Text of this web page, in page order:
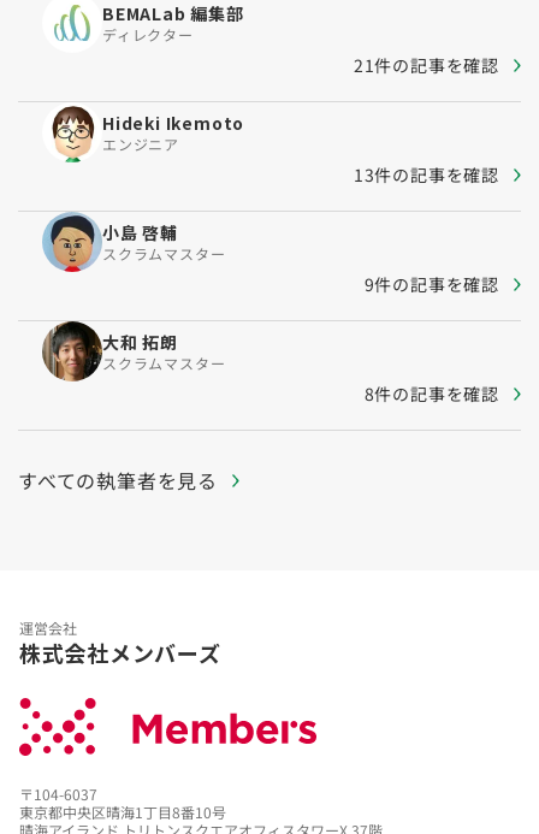
BEMALab 編集部
ディレクター
21件の記事を確認
Hideki Ikemoto
エンジニア
13件の記事を確認
小島 啓輔
スクラムマスター
9件の記事を確認
大和 拓朗
スクラムマスター
8件の記事を確認
すべての執筆者を見る
運営会社
株式会社メンバーズ
〒104-6037
東京都中央区晴海1丁目8番10号
晴海アイランド トリトンスクエアオフィスタワーX 37階